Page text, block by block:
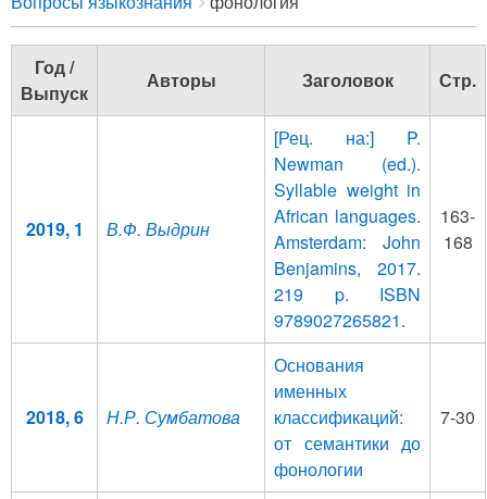
are
here:
Год /
Выпуск
Авторы Заголовок Стр.
2019, 1 В.Ф. Выдрин
[Рец. на:] P.
Newman (ed.).
Syllable weight in
African languages.
Amsterdam: John
Benjamins, 2017.
219 p. ISBN
9789027265821.
163-
168
2018, 6 Н.Р. Сумбатова
Основания
именных
классификаций:
от семантики до
фонологии
7-30